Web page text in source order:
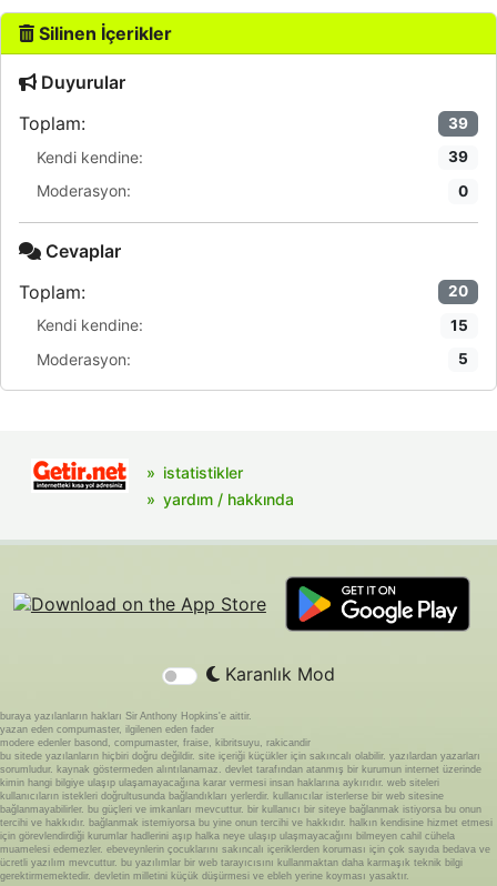
Silinen İçerikler
Duyurular
Toplam:
39
Kendi kendine: 39
Moderasyon: 0
Cevaplar
Toplam:
20
Kendi kendine: 15
Moderasyon: 5
istatistikler
yardım / hakkında
Karanlık Mod
buraya yazılanların hakları Sir Anthony Hopkins'e aittir.
yazan eden compumaster, ilgilenen eden fader
modere edenler basond, compumaster, fraise, kibritsuyu, rakicandir
bu sitede yazılanların hiçbiri doğru değildir. site içeriği küçükler için sakıncalı olabilir. yazılardan yazarları
sorumludur. kaynak göstermeden alıntılanamaz. devlet tarafından atanmış bir kurumun internet üzerinde
kimin hangi bilgiye ulaşıp ulaşamayacağına karar vermesi insan haklarına aykırıdır. web siteleri
kullanıcıların istekleri doğrultusunda bağlandıkları yerlerdir. kullanıcılar isterlerse bir web sitesine
bağlanmayabilirler. bu güçleri ve imkanları mevcuttur. bir kullanıcı bir siteye bağlanmak istiyorsa bu onun
tercihi ve hakkıdır. bağlanmak istemiyorsa bu yine onun tercihi ve hakkıdır. halkın kendisine hizmet etmesi
için görevlendirdiği kurumlar hadlerini aşıp halka neye ulaşıp ulaşmayacağını bilmeyen cahil cühela
muamelesi edemezler. ebeveynlerin çocuklarını sakıncalı içeriklerden koruması için çok sayıda bedava ve
ücretli yazılım mevcuttur. bu yazılımlar bir web tarayıcısını kullanmaktan daha karmaşık teknik bilgi
gerektirmemektedir. devletin milletini küçük düşürmesi ve ebleh yerine koyması yasaktır.